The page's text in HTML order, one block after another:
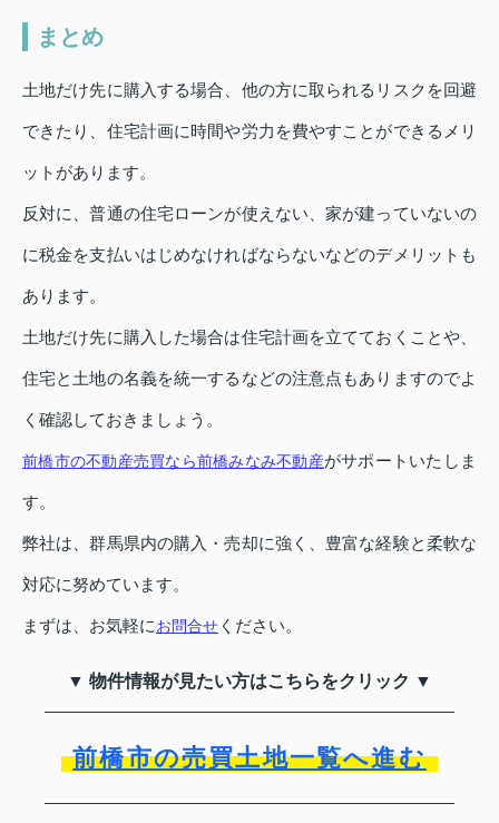
まとめ
土地だけ先に購入する場合、他の方に取られるリスクを回避
できたり、住宅計画に時間や労力を費やすことができるメリ
ットがあります。
反対に、普通の住宅ローンが使えない、家が建っていないの
に税金を支払いはじめなければならないなどのデメリットも
あります。
土地だけ先に購入した場合は住宅計画を立てておくことや、
住宅と土地の名義を統一するなどの注意点もありますのでよ
く確認しておきましょう。
前橋市の不動産売買なら前橋みなみ不動産がサポートいたしま
す。
弊社は、群馬県内の購入・売却に強く、豊富な経験と柔軟な
対応に努めています。
まずは、お気軽にお問合せ ください。
▼ 物件情報が見たい方はこちらをクリック ▼
前橋市の売買土地一覧へ進む